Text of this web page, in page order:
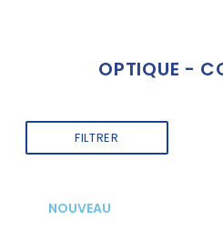
OPTIQUE -
FILTRER
NOUVEAU